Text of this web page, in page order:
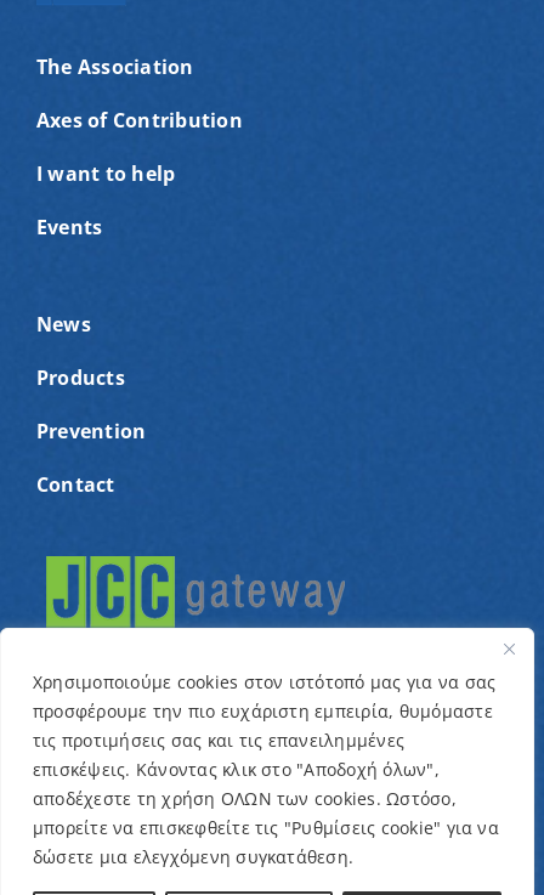
Χρησιμοποιούμε cookies στον ιστότοπό μας για να σας
προσφέρουμε την πιο ευχάριστη εμπειρία, θυμόμαστε
τις προτιμήσεις σας και τις επανειλημμένες
επισκέψεις. Κάνοντας κλικ στο "Αποδοχή όλων",
αποδέχεστε τη χρήση ΟΛΩΝ των cookies. Ωστόσο,
μπορείτε να επισκεφθείτε τις "Ρυθμίσεις cookie" για να
δώσετε μια ελεγχόμενη συγκατάθεση.
The Association
Axes of Contribution
I want to help
Events
News
Products
Prevention
Contact
© Copyright 2022 – Cyprus Association for children
with cancer and related conditions “One Dream One
Wish” / Designed & Developed byNETinfo Plc
Terms and Conditions|Privacy Policy